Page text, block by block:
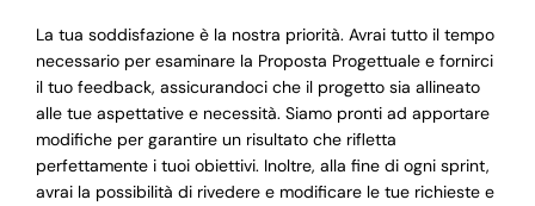
La tua soddisfazione è la nostra priorità. Avrai tutto il tempo
necessario per esaminare la Proposta Progettuale e fornirci
il tuo feedback, assicurandoci che il progetto sia allineato
alle tue aspettative e necessità. Siamo pronti ad apportare
modifiche per garantire un risultato che rifletta
perfettamente i tuoi obiettivi. Inoltre, alla fine di ogni sprint,
avrai la possibilità di rivedere e modificare le tue richieste e